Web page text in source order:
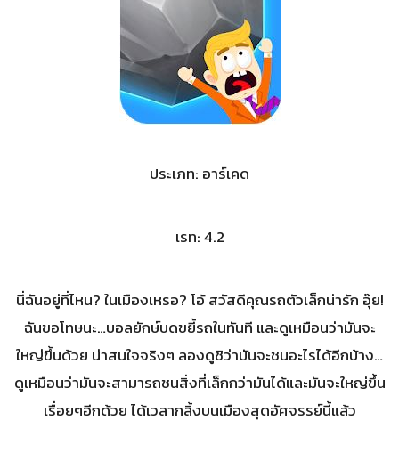
ประเภท: อาร์เคด
เรท: 4.2
นี่ฉันอยู่ที่ไหน? ในเมืองเหรอ? โอ้ สวัสดีคุณรถตัวเล็กน่ารัก อุ๊ย!
ฉันขอโทษนะ…บอลยักษ์บดขยี้รถในทันที และดูเหมือนว่ามันจะ
ใหญ่ขึ้นด้วย น่าสนใจจริงๆ ลองดูซิว่ามันจะชนอะไรได้อีกบ้าง…
ดูเหมือนว่ามันจะสามารถชนสิ่งที่เล็กกว่ามันได้และมันจะใหญ่ขึ้น
เรื่อยๆอีกด้วย ได้เวลากลิ้งบนเมืองสุดอัศจรรย์นี้แล้ว